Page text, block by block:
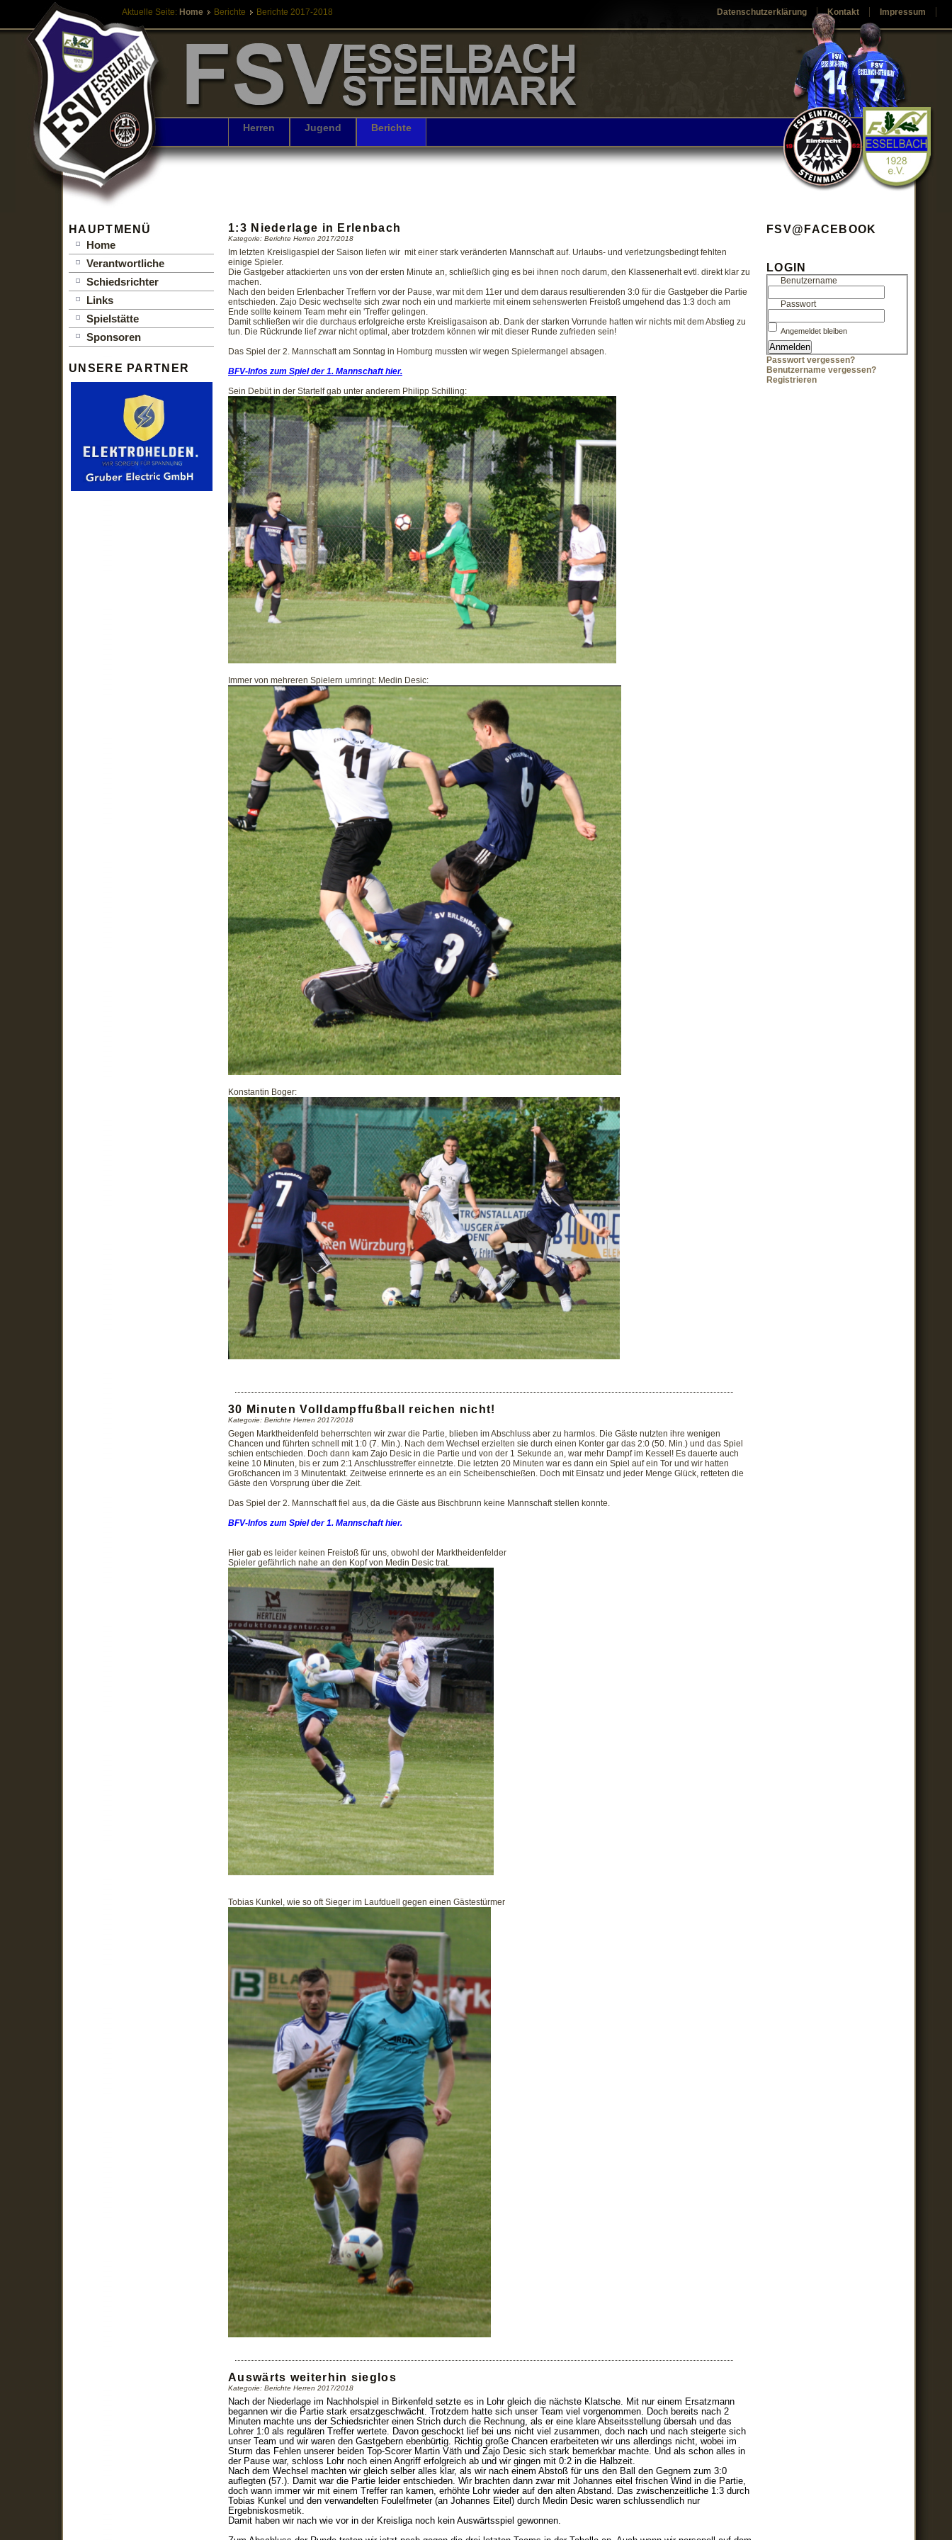
Impressum
Kontakt
Datenschutzerklärung
Aktuelle Seite: Home Berichte Berichte 2017-2018
Herren Jugend Berichte
HAUPTMENÜ
Home
Verantwortliche
Schiedsrichter
Links
Spielstätte
Sponsoren
UNSERE PARTNER
1:3 Niederlage in Erlenbach
Kategorie: Berichte Herren 2017/2018
Im letzten Kreisligaspiel der Saison liefen wir mit einer stark veränderten Mannschaft auf. Urlaubs- und verletzungsbedingt fehlten
einige Spieler.
Die Gastgeber attackierten uns von der ersten Minute an, schließlich ging es bei ihnen noch darum, den Klassenerhalt evtl. direkt klar zu
machen.
Nach den beiden Erlenbacher Treffern vor der Pause, war mit dem 11er und dem daraus resultierenden 3:0 für die Gastgeber die Partie
entschieden. Zajo Desic wechselte sich zwar noch ein und markierte mit einem sehenswerten Freistoß umgehend das 1:3 doch am
Ende sollte keinem Team mehr ein 'Treffer gelingen.
Damit schließen wir die durchaus erfolgreiche erste Kreisligasaison ab. Dank der starken Vorrunde hatten wir nichts mit dem Abstieg zu
tun. Die Rückrunde lief zwar nicht optimal, aber trotzdem können wir mit dieser Runde zufrieden sein!
Das Spiel der 2. Mannschaft am Sonntag in Homburg mussten wir wegen Spielermangel absagen.
BFV-Infos zum Spiel der 1. Mannschaft hier.
Sein Debüt in der Startelf gab unter anderem Philipp Schilling:
Immer von mehreren Spielern umringt: Medin Desic:
Konstantin Boger:
30 Minuten Volldampffußball reichen nicht!
Kategorie: Berichte Herren 2017/2018
Gegen Marktheidenfeld beherrschten wir zwar die Partie, blieben im Abschluss aber zu harmlos. Die Gäste nutzten ihre wenigen
Chancen und führten schnell mit 1:0 (7. Min.). Nach dem Wechsel erzielten sie durch einen Konter gar das 2:0 (50. Min.) und das Spiel
schien entschieden. Doch dann kam Zajo Desic in die Partie und von der 1 Sekunde an, war mehr Dampf im Kessel! Es dauerte auch
keine 10 Minuten, bis er zum 2:1 Anschlusstreffer einnetzte. Die letzten 20 Minuten war es dann ein Spiel auf ein Tor und wir hatten
Großchancen im 3 Minutentakt. Zeitweise erinnerte es an ein Scheibenschießen. Doch mit Einsatz und jeder Menge Glück, retteten die
Gäste den Vorsprung über die Zeit.
Das Spiel der 2. Mannschaft fiel aus, da die Gäste aus Bischbrunn keine Mannschaft stellen konnte.
BFV-Infos zum Spiel der 1. Mannschaft hier.
Hier gab es leider keinen Freistoß für uns, obwohl der Marktheidenfelder
Spieler gefährlich nahe an den Kopf von Medin Desic trat.
Tobias Kunkel, wie so oft Sieger im Laufduell gegen einen Gästestürmer
Auswärts weiterhin sieglos
Kategorie: Berichte Herren 2017/2018
Nach der Niederlage im Nachholspiel in Birkenfeld setzte es in Lohr gleich die nächste Klatsche. Mit nur einem Ersatzmann
begannen wir die Partie stark ersatzgeschwächt. Trotzdem hatte sich unser Team viel vorgenommen. Doch bereits nach 2
Minuten machte uns der Schiedsrichter einen Strich durch die Rechnung, als er eine klare Abseitsstellung übersah und das
Lohrer 1:0 als regulären Treffer wertete. Davon geschockt lief bei uns nicht viel zusammen, doch nach und nach steigerte sich
unser Team und wir waren den Gastgebern ebenbürtig. Richtig große Chancen erarbeiteten wir uns allerdings nicht, wobei im
Sturm das Fehlen unserer beiden Top-Scorer Martin Väth und Zajo Desic sich stark bemerkbar machte. Und als schon alles in
der Pause war, schloss Lohr noch einen Angriff erfolgreich ab und wir gingen mit 0:2 in die Halbzeit.
Nach dem Wechsel machten wir gleich selber alles klar, als wir nach einem Abstoß für uns den Ball den Gegnern zum 3:0
auflegten (57.). Damit war die Partie leider entschieden. Wir brachten dann zwar mit Johannes eitel frischen Wind in die Partie,
doch wann immer wir mit einem Treffer ran kamen, erhöhte Lohr wieder auf den alten Abstand. Das zwischenzeitliche 1:3 durch
Tobias Kunkel und den verwandelten Foulelfmeter (an Johannes Eitel) durch Medin Desic waren schlussendlich nur
Ergebniskosmetik.
Damit haben wir nach wie vor in der Kreisliga noch kein Auswärtsspiel gewonnen.
FSV@FACEBOOK
LOGIN
Benutzername
Passwort
Angemeldet bleiben
Passwort vergessen?
Benutzername vergessen?
Registrieren